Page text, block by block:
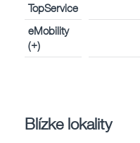
TopService
eMobility
(+)
Blízke lokality